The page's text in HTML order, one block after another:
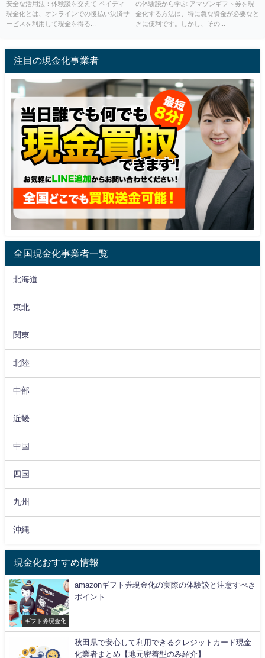
安全な活用法：体験談を交えて ペイディ
現金化とは、オンラインでの後払い決済サ
ービスを利用して現金を得る...
の体験談から学ぶ アマゾンギフト券を現
金化する方法は、特に急な資金が必要なと
きに便利です。しかし、その...
注目の現金化事業者
全国現金化事業者一覧
北海道
東北
関東
北陸
中部
近畿
中国
四国
九州
沖縄
現金化おすすめ情報
ギフト券現金化
amazonギフト券現金化の実際の体験談と注意すべき
ポイント
秋田県で安心して利用できるクレジットカード現金
化業者まとめ【地元密着型のみ紹介】